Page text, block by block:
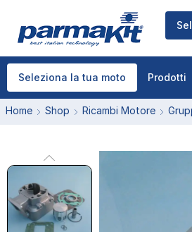
Seleziona la tua moto Prodotti
Home Shop Ricambi Motore